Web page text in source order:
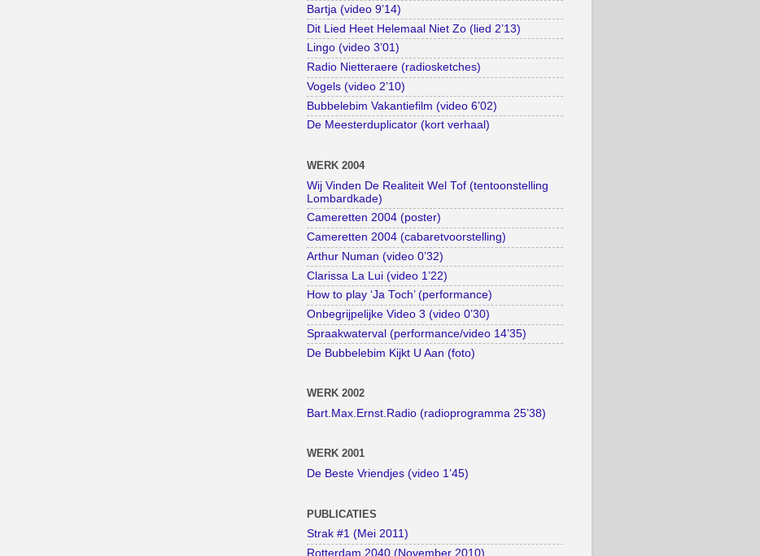
Bartja (video 9’14)
Dit Lied Heet Helemaal Niet Zo (lied 2’13)
Lingo (video 3’01)
Radio Nietteraere (radiosketches)
Vogels (video 2’10)
Bubbelebim Vakantiefilm (video 6’02)
De Meesterduplicator (kort verhaal)
WERK 2004
Wij Vinden De Realiteit Wel Tof (tentoonstelling
Lombardkade)
Cameretten 2004 (poster)
Cameretten 2004 (cabaretvoorstelling)
Arthur Numan (video 0’32)
Clarissa La Lui (video 1’22)
How to play ‘Ja Toch’ (performance)
Onbegrijpelijke Video 3 (video 0’30)
Spraakwaterval (performance/video 14’35)
De Bubbelebim Kijkt U Aan (foto)
WERK 2002
Bart.Max.Ernst.Radio (radioprogramma 25’38)
WERK 2001
De Beste Vriendjes (video 1’45)
PUBLICATIES
Strak #1 (Mei 2011)
Rotterdam 2040 (November 2010)